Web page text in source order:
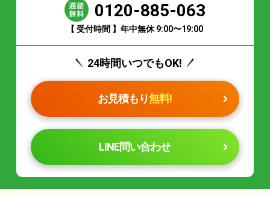
0120-885-063
【 受付時間 】年中無休 9:00〜19:00
24時間いつでもOK!
お見積もり無料!
LINE問い合わせ